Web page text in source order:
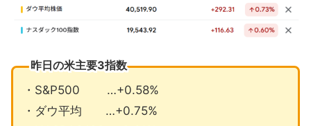
昨日の米主要3指数
・S&P500 …+0.58%
・ダウ平均 …+0.75%